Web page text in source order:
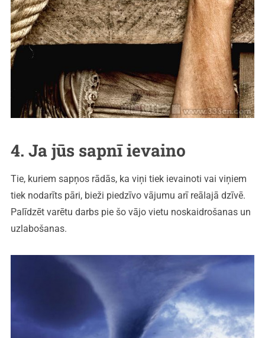
4. Ja jūs sapnī ievaino
Tie, kuriem sapņos rādās, ka viņi tiek ievainoti vai viņiem
tiek nodarīts pāri, bieži piedzīvo vājumu arī reālajā dzīvē.
Palīdzēt varētu darbs pie šo vājo vietu noskaidrošanas un
uzlabošanas.